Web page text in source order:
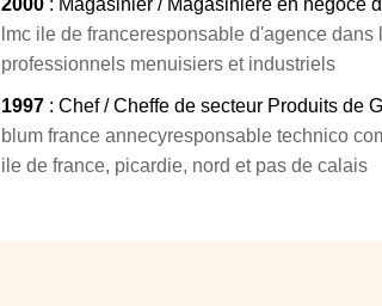
2000 : Magasinier / Magasinière en négoce
lmc ile de franceresponsable d'agence
professionnels menuisiers et industriels
1997 : Chef / Cheffe de secteur Produits de
blum france annecyresponsable technico
ile de france, picardie, nord et pas de calais